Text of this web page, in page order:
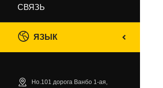
СВЯЗЬ
ЯЗЫК
Но.101 дорога Ванбо 1-ая,